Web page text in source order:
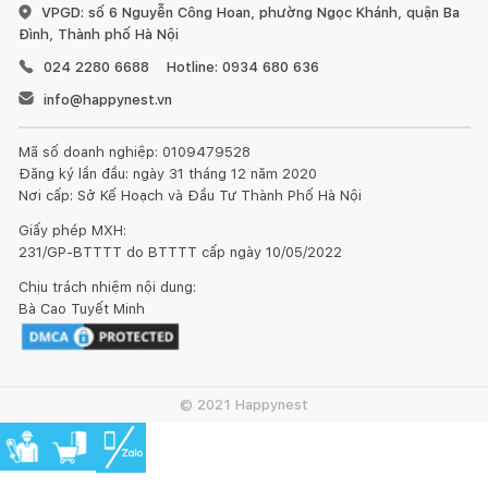
24h, sau đó bạn có thể phủ thêm một hoặc hai lớp dầu nữa
trên bề mặt để tăng khả năng bảo vệ. Bạn có thể chọn loại dầu
Hoặc bạn cũng có thể chọn các loại sơn ngoài trời để phủ màu
cho bộ bàn ghế gỗ.
2. Đối với sofa và ghế nệm các loại:
thọ sản phẩm, xin lưu ý:
VPGD: số 6 Nguyễn Công Hoan, phường Ngọc Khánh, quận Ba
Đình, Thành phố Hà Nội
024 2280 6688
Hotline: 0934 680 636
info@happynest.vn
Mã số doanh nghiệp: 0109479528
Đăng ký lần đầu: ngày 31 tháng 12 năm 2020
Nơi cấp: Sở Kế Hoạch và Đầu Tư Thành Phố Hà Nội
Giấy phép MXH:
231/GP-BTTTT do BTTTT cấp ngày 10/05/2022
Chịu trách nhiệm nội dung:
Bà Cao Tuyết Minh
© 2021 Happynest